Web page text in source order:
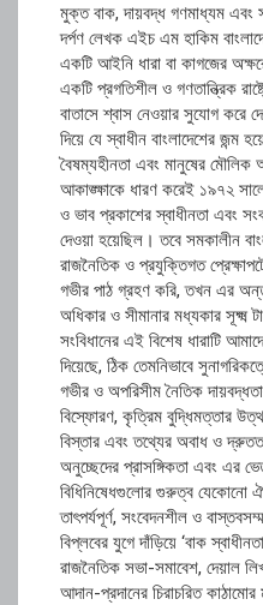
navigation
মুক্ত বাক, দায়বদ্ধ গণমাধ্যম এবং
দর্পণ লেখক এইচ এম হাকিম
একটি আইনি ধারা বা কাগজের
একটি প্রগতিশীল ও গণতান্ত্রিক
বাতাসে শ্বাস নেওয়ার সুযোগ করে
দিয়ে যে স্বাধীন বাংলাদেশের
বৈষম্যহীনতা এবং মানুষের মৌলিক
আকাঙ্ক্ষাকে ধারণ করেই ১৯৭২
ও ভাব প্রকাশের স্বাধীনতা এবং
দেওয়া হয়েছিল। তবে সমকালীন
রাজনৈতিক ও প্রযুক্তিগত
গভীর পাঠ গ্রহণ করি, তখন এর
অধিকার ও সীমানার মধ্যকার সূক্ষ্ম
সংবিধানের এই বিশেষ ধারাটি
দিয়েছে, ঠিক তেমনিভাবে
গভীর ও অপরিসীম নৈতিক
বিস্ফোরণ, কৃত্রিম বুদ্ধিমত্তার
বিস্তার এবং তথ্যের অবাধ ও
অনুচ্ছেদের প্রাসঙ্গিকতা এবং এর
বিধিনিষেধগুলোর গুরুত্ব যেকোনো
তাৎপর্যপূর্ণ, সংবেদনশীল ও
বিপ্লবের যুগে দাঁড়িয়ে ‘বাক
রাজনৈতিক সভা-সমাবেশ, দেয়াল
আদান-প্রদানের চিরাচরিত